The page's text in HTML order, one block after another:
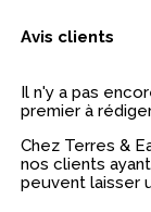
Avis clients
Il n'y a pas
premier à
Chez Terres &
nos clients
peuvent laisser